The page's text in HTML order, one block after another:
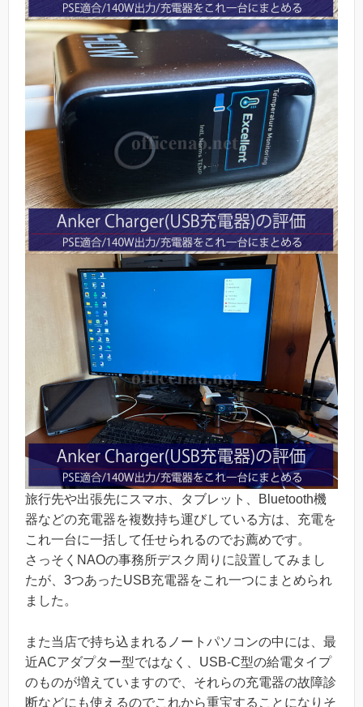
旅行先や出張先にスマホ、タブレット、Bluetooth機
器などの充電器を複数持ち運びしている方は、充電を
これ一台に一括して任せられるのでお薦めです。
さっそくNAOの事務所デスク周りに設置してみまし
たが、3つあったUSB充電器をこれ一つにまとめられ
ました。
また当店で持ち込まれるノートパソコンの中には、最
近ACアダプター型ではなく、USB-C型の給電タイプ
のものが増えていますので、それらの充電器の故障診
断などにも使えるのでこれから重宝することになりそ